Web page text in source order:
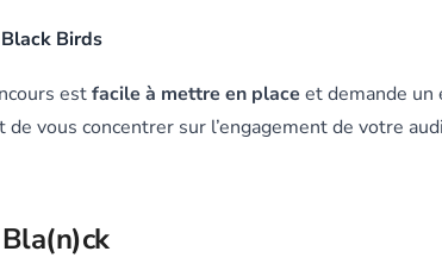
Birds
estfacile à mettre en place et demande
vous concentrer sur l’engagement de votre